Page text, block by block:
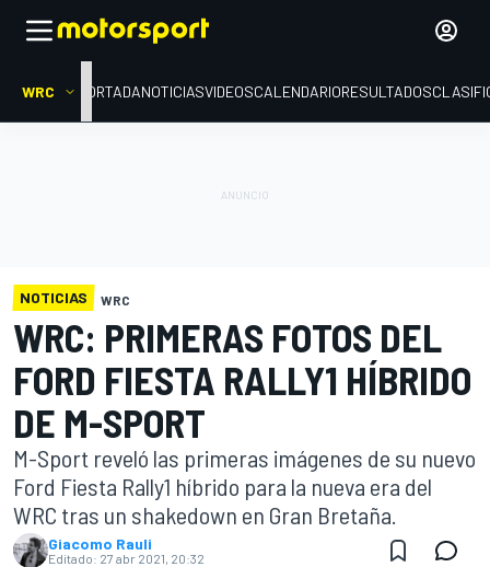
WRC PORTADANOTICIASVIDEOSCALENDARIORESULTADOS
NOTICIAS WRC
WRC: PRIMERAS FOTOS DEL
FORD FIESTA RALLY1 HÍBRIDO
DE M-SPORT
M-Sport reveló las primeras imágenes de su nuevo
Ford Fiesta Rally1 híbrido para la nueva era del
WRC tras un shakedown en Gran Bretaña.
Giacomo Rauli
Editado: 27 abr 2021, 20:32